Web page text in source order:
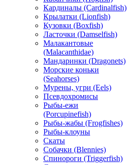
Кардиналы (Cardinalfish)
Крылатки (Lionfish)
Кузовки (Boxfish)
Ласточки (Damselfish)
Малакантовые
(Malacanthidae)
Мандаринки (Dragonets)
Морские коньки
(Seahorses)
Мурены, угри (Eels)
Псевдохромисы
Рыбы-ежи
(Porcupinefish)
Рыбы-жабы (Frogfishes)
Рыбы-клоуны
Скаты
Собачки (Blennies)
Спинороги (Triggerfish)